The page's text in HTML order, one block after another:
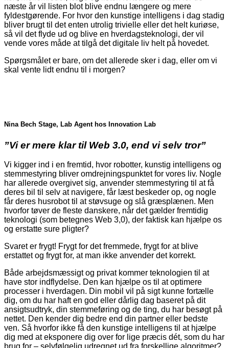
næste år vil listen blot blive endnu længere og mere
fyldestgørende. For hvor den kunstige intelligens i dag stadig
bliver brugt til det enten utrolig trivielle eller det helt kuriøse,
så vil det flyde ud og blive en hverdagsteknologi, der vil
vende vores måde at tilgå det digitale liv helt på hovedet.
Spørgsmålet er bare, om det allerede sker i dag, eller om vi
skal vente lidt endnu til i morgen?
Nina Bech Stage, Lab Agent hos Innovation Lab
”Vi er mere klar til Web 3.0, end vi selv tror”
Vi kigger ind i en fremtid, hvor robotter, kunstig intelligens og
stemmestyring bliver omdrejningspunktet for vores liv. Nogle
har allerede overgivet sig, anvender stemmestyring til at få
deres bil til selv at navigere, får læst beskeder op, og nogle
får deres husrobot til at støvsuge og slå græsplænen. Men
hvorfor tøver de fleste danskere, når det gælder fremtidig
teknologi (som betegnes Web 3,0), der faktisk kan hjælpe os
og erstatte sure pligter?
Svaret er frygt! Frygt for det fremmede, frygt for at blive
erstattet og frygt for, at man ikke anvender det korrekt.
Både arbejdsmæssigt og privat kommer teknologien til at
have stor indflydelse. Den kan hjælpe os til at optimere
processer i hverdagen. Din mobil vil på sigt kunne fortælle
dig, om du har haft en god eller dårlig dag baseret på dit
ansigtsudtryk, din stemmeføring og de ting, du har besøgt på
nettet. Den kender dig bedre end din partner eller bedste
ven. Så hvorfor ikke få den kunstige intelligens til at hjælpe
dig med at eksponere dig over for lige præcis dét, som du har